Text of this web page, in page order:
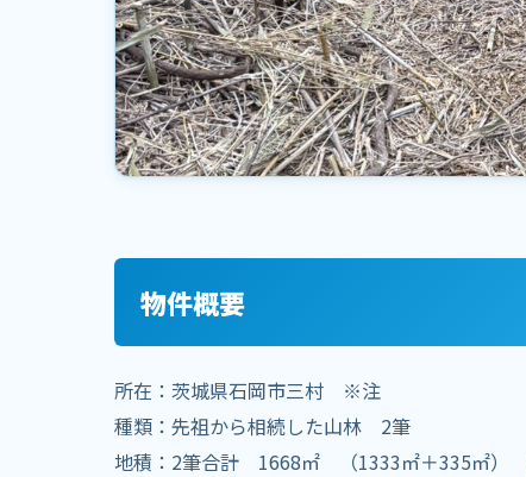
物件概要
所在：茨城県石岡市三村 ※注
種類：先祖から相続した山林 2筆
地積：2筆合計 1668㎡ （1333㎡＋335㎡）